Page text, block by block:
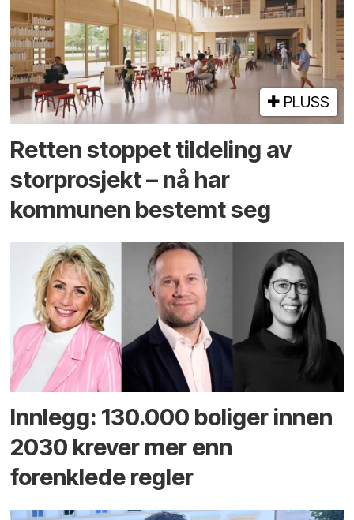
PLUSS
Retten stoppet tildeling av
storprosjekt – nå har
kommunen bestemt seg
Innlegg: 130.000 boliger innen
2030 krever mer enn
forenklede regler